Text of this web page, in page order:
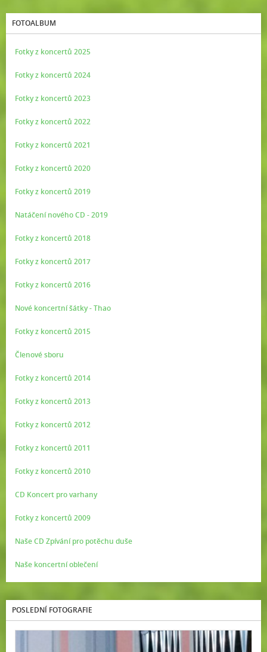
FOTOALBUM
Fotky z koncertů 2025
Fotky z koncertů 2024
Fotky z koncertů 2023
Fotky z koncertů 2022
Fotky z koncertů 2021
Fotky z koncertů 2020
Fotky z koncertů 2019
Natáčení nového CD - 2019
Fotky z koncertů 2018
Fotky z koncertů 2017
Fotky z koncertů 2016
Nové koncertní šátky - Thao
Fotky z koncertů 2015
Členové sboru
Fotky z koncertů 2014
Fotky z koncertů 2013
Fotky z koncertů 2012
Fotky z koncertů 2011
Fotky z koncertů 2010
CD Koncert pro varhany
Fotky z koncertů 2009
Naše CD Zpívání pro potěchu duše
Naše koncertní oblečení
POSLEDNÍ FOTOGRAFIE